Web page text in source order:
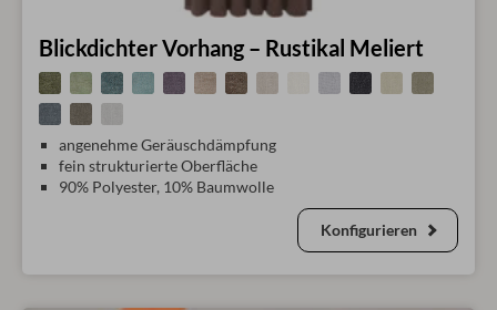
Blickdichter Vorhang – Rustikal Meliert
angenehme Geräuschdämpfung
fein strukturierte Oberfläche
90% Polyester, 10% Baumwolle